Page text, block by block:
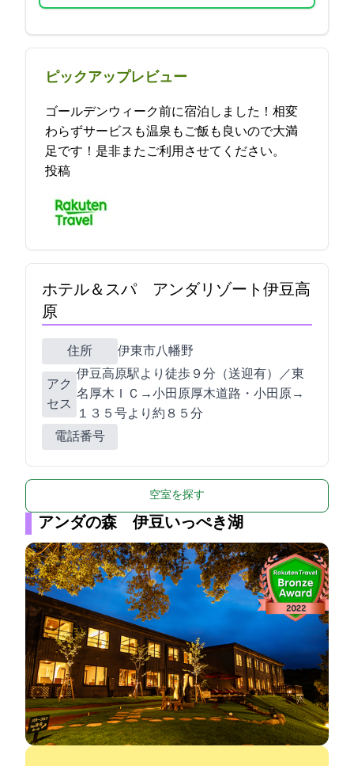
ピックアップレビュー
ゴールデンウィーク前に宿泊しました！相変
わらずサービスも温泉もご飯も良いので大満
足です！是非またご利用させてください。 2023-04-27 07:34:39
投稿
ホテル＆スパ アンダリゾート伊豆高
原
住所 伊東市八幡野1133
アク
セス
伊豆高原駅より徒歩９分（送迎有）／東
名厚木ＩＣ→小田原厚木道路・小田原IC→R
１３５号より約８５分
電話番号
空室を探す
アンダの森 伊豆いっぺき湖